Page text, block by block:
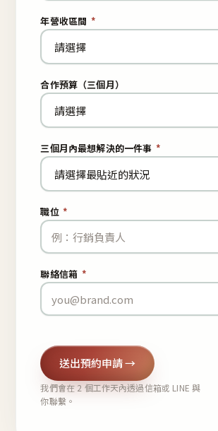
年營收區間 *
合作預算（三個月）
三個月內最想解決的一件事 *
職位 *
聯絡信箱 *
送出預約申請 →
我們會在 2 個工作天內透過信箱或 LINE 與
你聯繫。